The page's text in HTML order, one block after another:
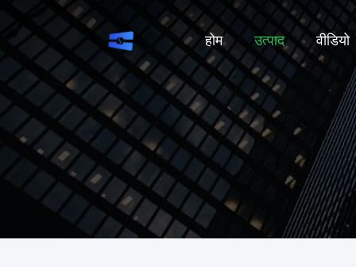
होम उत्पाद वीडियो